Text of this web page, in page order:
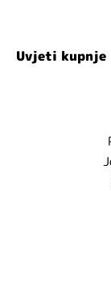
Uvjeti kupnje